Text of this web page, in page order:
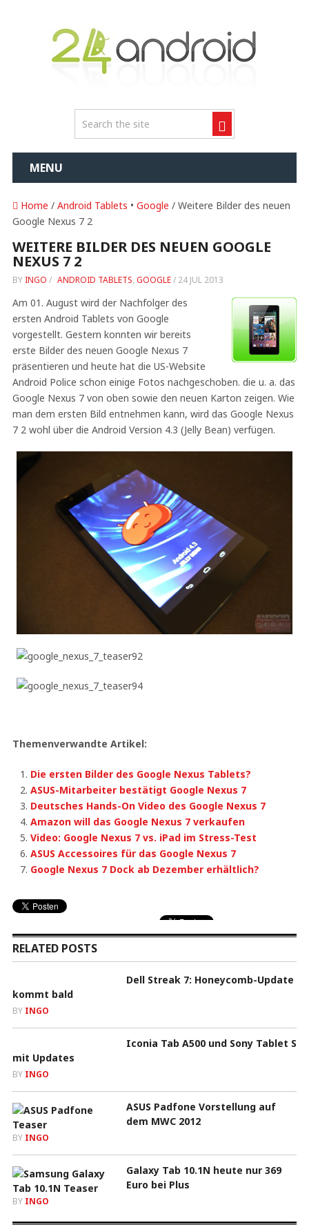
MENU
Home / Android Tablets • Google / Weitere Bilder des neuen
Google Nexus 7 2
WEITERE BILDER DES NEUEN GOOGLE
NEXUS 7 2
BY INGO / ANDROID TABLETS, GOOGLE/ 24 JUL 2013
Am 01. August wird der Nachfolger des
ersten Android Tablets von Google
vorgestellt. Gestern konnten wir bereits
erste Bilder des neuen Google Nexus 7
präsentieren und heute hat die US-Website
Android Police schon einige Fotos nachgeschoben. die u. a. das
Google Nexus 7 von oben sowie den neuen Karton zeigen. Wie
man dem ersten Bild entnehmen kann, wird das Google Nexus
7 2 wohl über die Android Version 4.3 (Jelly Bean) verfügen.
Themenverwandte Artikel:
Die ersten Bilder des Google Nexus Tablets?
ASUS-Mitarbeiter bestätigt Google Nexus 7
Deutsches Hands-On Video des Google Nexus 7
Amazon will das Google Nexus 7 verkaufen
Video: Google Nexus 7 vs. iPad im Stress-Test
ASUS Accessoires für das Google Nexus 7
Google Nexus 7 Dock ab Dezember erhältlich?
RELATED POSTS
Dell Streak 7: Honeycomb-Update
kommt bald
BY INGO
Iconia Tab A500 und Sony Tablet S
mit Updates
BY INGO
ASUS Padfone Vorstellung auf
dem MWC 2012
BY INGO
Galaxy Tab 10.1N heute nur 369
Euro bei Plus
BY INGO